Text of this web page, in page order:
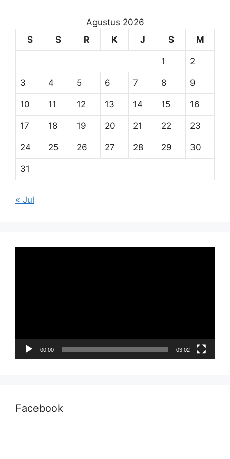
Agustus 2026
S
S R K J S M
1 2
3 4 5 6 7 8 9
10 11 12 13 14 15 16
17 18 19 20 21 22 23
24 25 26 27 28 29 30
31
« Jul
00:00 03:02
Facebook